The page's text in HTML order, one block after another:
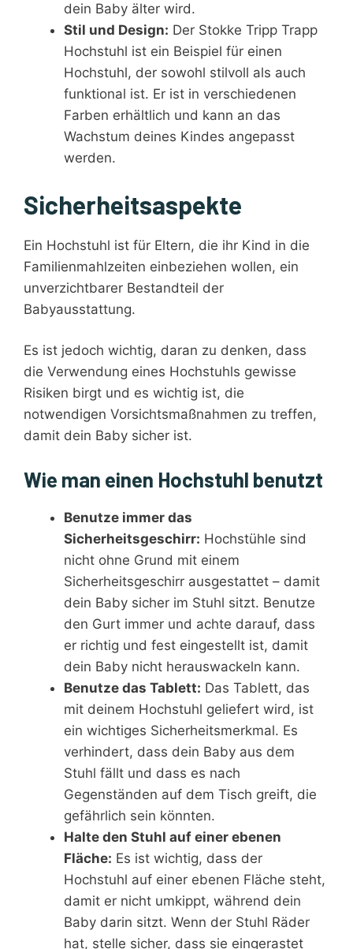
dein Baby älter wird.
Stil und Design: Der Stokke Tripp Trapp
Hochstuhl ist ein Beispiel für einen
Hochstuhl, der sowohl stilvoll als auch
funktional ist. Er ist in verschiedenen
Farben erhältlich und kann an das
Wachstum deines Kindes angepasst
werden.
Sicherheitsaspekte
Ein Hochstuhl ist für Eltern, die ihr Kind in die
Familienmahlzeiten einbeziehen wollen, ein
unverzichtbarer Bestandteil der
Babyausstattung.
Es ist jedoch wichtig, daran zu denken, dass
die Verwendung eines Hochstuhls gewisse
Risiken birgt und es wichtig ist, die
notwendigen Vorsichtsmaßnahmen zu treffen,
damit dein Baby sicher ist.
Wie man einen Hochstuhl benutzt
Benutze immer das
Sicherheitsgeschirr: Hochstühle sind
nicht ohne Grund mit einem
Sicherheitsgeschirr ausgestattet – damit
dein Baby sicher im Stuhl sitzt. Benutze
den Gurt immer und achte darauf, dass
er richtig und fest eingestellt ist, damit
dein Baby nicht herauswackeln kann.
Benutze das Tablett: Das Tablett, das
mit deinem Hochstuhl geliefert wird, ist
ein wichtiges Sicherheitsmerkmal. Es
verhindert, dass dein Baby aus dem
Stuhl fällt und dass es nach
Gegenständen auf dem Tisch greift, die
gefährlich sein könnten.
Halte den Stuhl auf einer ebenen
Fläche: Es ist wichtig, dass der
Hochstuhl auf einer ebenen Fläche steht,
damit er nicht umkippt, während dein
Baby darin sitzt. Wenn der Stuhl Räder
hat, stelle sicher, dass sie eingerastet